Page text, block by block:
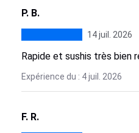
P. B.
14 juil. 2026
Rapide et sushis très bien
Expérience du : 4 juil. 2026
F. R.